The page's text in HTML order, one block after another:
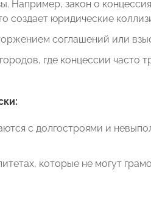
Например, закон о
создает юридические
соглашений или
где концессии часто
с долгостроями и
которые не могут